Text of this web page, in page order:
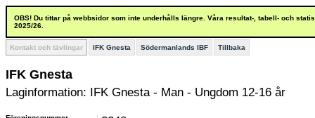
OBS! Du tittar på webbsidor som inte underhålls längre. Våra resultat-, tabell- och
2025/26.
Kontakt och tävlingar IFK Gnesta Södermanlands IBF Tillbaka
IFK Gnesta
Laginformation: IFK Gnesta - Man - Ungdom 12-16 år